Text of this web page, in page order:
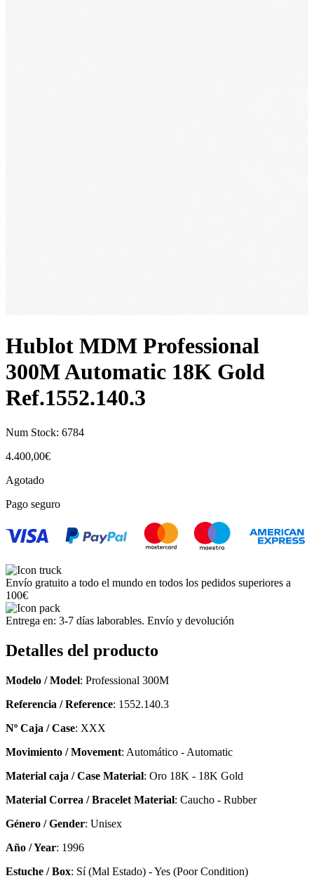
Hublot MDM Professional
300M Automatic 18K Gold
Ref.1552.140.3
Num Stock: 6784
4.400,00€
Agotado
Pago seguro
Envío gratuito a todo el mundo en todos los pedidos superiores a
100€
Entrega en: 3-7 días laborables. Envío y devolución
Detalles del producto
Modelo / Model: Professional 300M
Referencia / Reference: 1552.140.3
Nº Caja / Case: XXX
Movimiento / Movement: Automático - Automatic
Material caja / Case Material: Oro 18K - 18K Gold
Material Correa / Bracelet Material: Caucho - Rubber
Género / Gender: Unisex
Año / Year: 1996
Estuche / Box: Sí (Mal Estado) - Yes (Poor Condition)